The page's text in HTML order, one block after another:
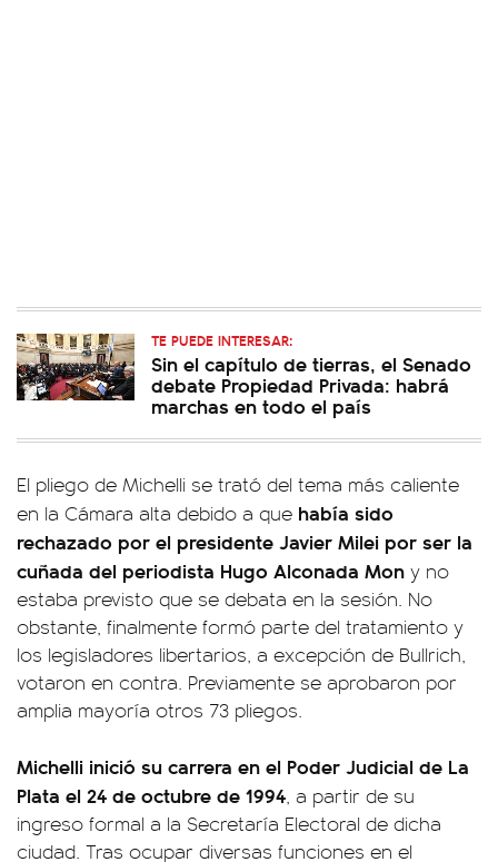
TE PUEDE INTERESAR:
Sin el capítulo de tierras, el Senado
debate Propiedad Privada: habrá
marchas en todo el país
El pliego de Michelli se trató del tema más caliente
en la Cámara alta debido a que había sido
rechazado por el presidente Javier Milei por ser la
cuñada del periodista Hugo Alconada Mon y no
estaba previsto que se debata en la sesión. No
obstante, finalmente formó parte del tratamiento y
los legisladores libertarios, a excepción de Bullrich,
votaron en contra. Previamente se aprobaron por
amplia mayoría otros 73 pliegos.
Michelli inició su carrera en el Poder Judicial de La
Plata el 24 de octubre de 1994, a partir de su
ingreso formal a la Secretaría Electoral de dicha
ciudad. Tras ocupar diversas funciones en el